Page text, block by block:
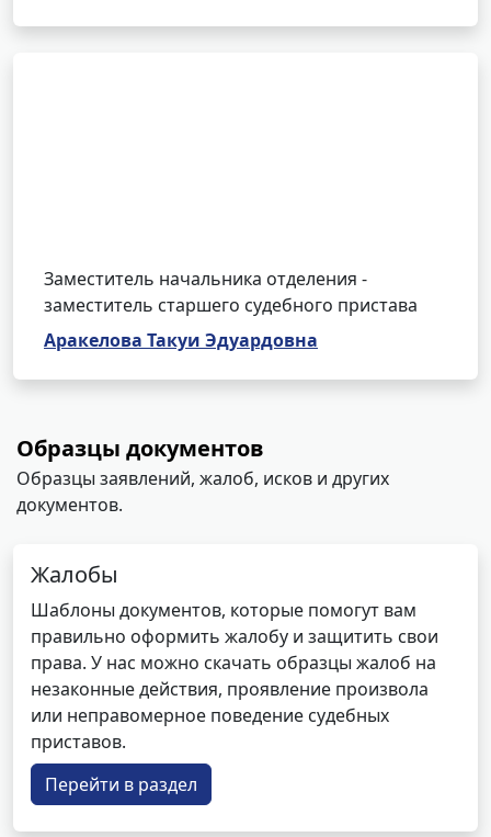
Заместитель начальника отделения -
заместитель старшего судебного пристава
Аракелова Такуи Эдуардовна
Образцы документов
Образцы заявлений, жалоб, исков и других
документов.
Жалобы
Шаблоны документов, которые помогут вам
правильно оформить жалобу и защитить свои
права. У нас можно скачать образцы жалоб на
незаконные действия, проявление произвола
или неправомерное поведение судебных
приставов.
Перейти в раздел